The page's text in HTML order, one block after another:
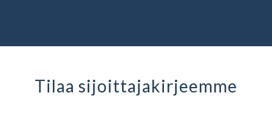
Tilaa sijoittaja­kirjeemme